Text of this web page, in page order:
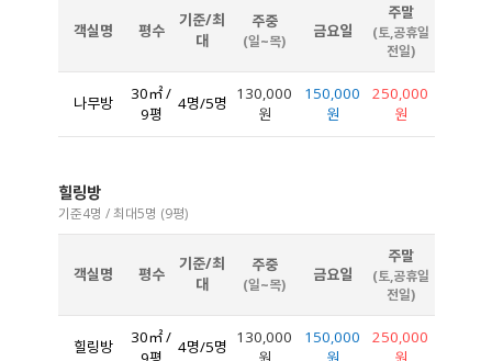
객실명 평수
기준/최
대
주중
(일~목)
금요일
주말
(토,공휴일
전일)
나무방
30㎡ /
9평
4명/5명 130,000
원
150,000
원
250,000
원
힐링방
기준4명 / 최대5명 (9평)
객실명 평수
기준/최
대
주중
(일~목)
금요일
주말
(토,공휴일
전일)
힐링방
30㎡ / 4명/5명 130,000
150,000
250,000